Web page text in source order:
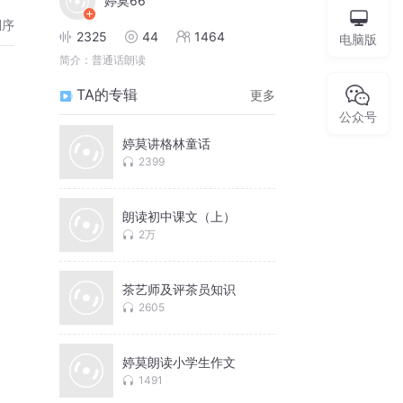
2325 44 1464
简介： 普通话朗读
TA的专辑 更多
婷莫讲格林童话
2399
朗读初中课文（上）
2万
茶艺师及评茶员知识
2605
婷莫朗读小学生作文
1491
电脑版
公众号